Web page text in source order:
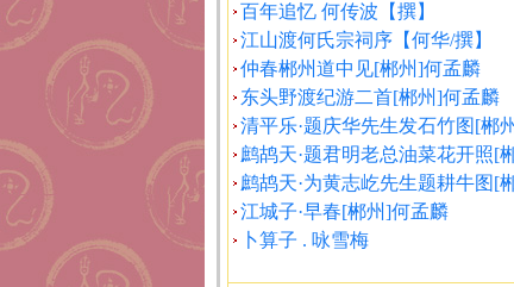
百年追忆 何传波【撰】
江山渡何氏宗祠序【何华/撰】
仲春郴州道中见[郴州]何孟麟
东头野渡纪游二首[郴州]何孟麟
清平乐·题庆华先生发石竹图[郴
鹧鸪天·题君明老总油菜花开照[
鹧鸪天·为黄志屹先生题耕牛图[
江城子·早春[郴州]何孟麟
卜算子 . 咏雪梅